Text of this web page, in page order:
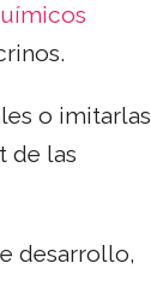
o imitarlas
de las
desarrollo,